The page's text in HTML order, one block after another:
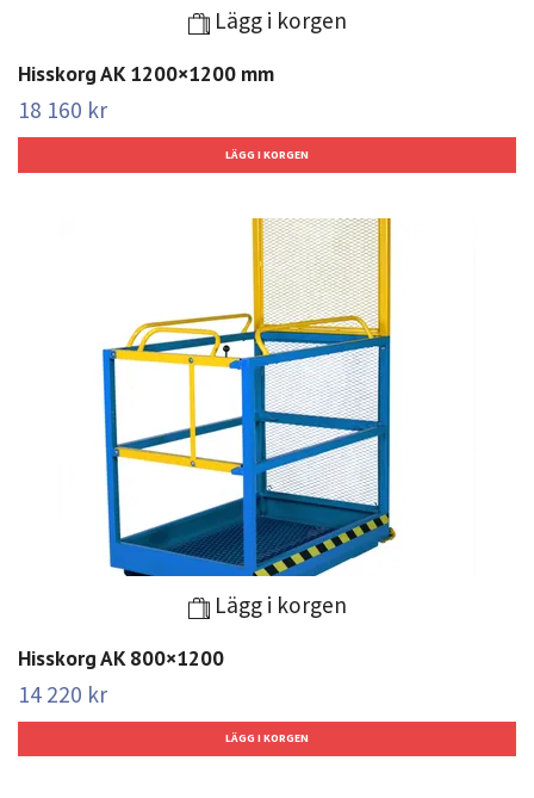
Lägg i korgen
Hisskorg AK 1200×1200 mm
18 160 kr
Lägg i korgen
Hisskorg AK 800×1200
14 220 kr